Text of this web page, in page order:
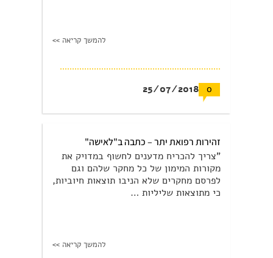
להמשך קריאה >>
0
25/07/2018
זהירות רפואת יתר – כתבה ב"לאישה"
"צריך להכריח מדענים לחשוף במדויק את
מקורות המימון של כל מחקר שלהם וגם
לפרסם מחקרים שלא הניבו תוצאות חיוביות,
כי מתוצאות שליליות …
להמשך קריאה >>